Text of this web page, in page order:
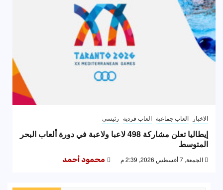
الاخبار العاب جماعية العاب فردية رئيسى
إيطاليا تعلن مشاركة 498 لاعبا ولاعبة في دورة ألعاب البحر
المتوسط
الجمعة, 7 أغسطس 2026, 2:39 م محمود أحمد